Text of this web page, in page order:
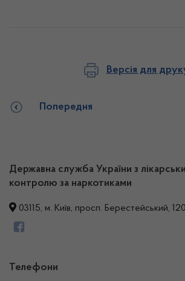
Версія для
Попередня
Державна служба України з
контролю за наркотиками
03115, м. Київ, просп. Берестейський,
Телефони